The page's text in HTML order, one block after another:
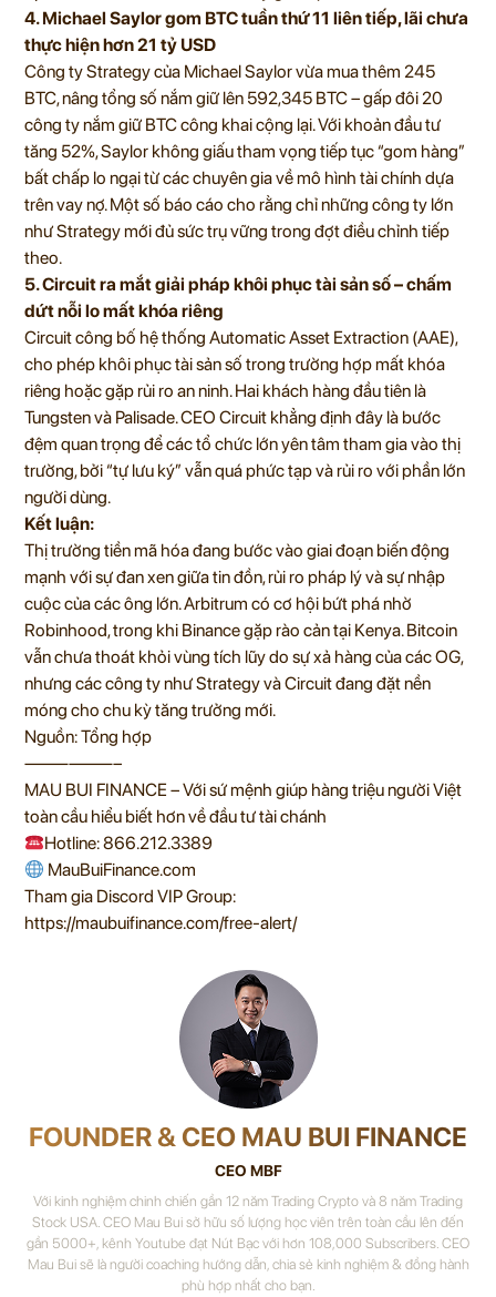
4. Michael Saylor gom BTC tuần thứ 11 liên tiếp, lãi chưa
thực hiện hơn 21 tỷ USD
Công ty Strategy của Michael Saylor vừa mua thêm 245
BTC, nâng tổng số nắm giữ lên 592,345 BTC – gấp đôi 20
công ty nắm giữ BTC công khai cộng lại. Với khoản đầu tư
tăng 52%, Saylor không giấu tham vọng tiếp tục “gom hàng”
bất chấp lo ngại từ các chuyên gia về mô hình tài chính dựa
trên vay nợ. Một số báo cáo cho rằng chỉ những công ty lớn
như Strategy mới đủ sức trụ vững trong đợt điều chỉnh tiếp
theo.
5. Circuit ra mắt giải pháp khôi phục tài sản số – chấm
dứt nỗi lo mất khóa riêng
Circuit công bố hệ thống Automatic Asset Extraction (AAE),
cho phép khôi phục tài sản số trong trường hợp mất khóa
riêng hoặc gặp rủi ro an ninh. Hai khách hàng đầu tiên là
Tungsten và Palisade. CEO Circuit khẳng định đây là bước
đệm quan trọng để các tổ chức lớn yên tâm tham gia vào thị
trường, bởi “tự lưu ký” vẫn quá phức tạp và rủi ro với phần lớn
người dùng.
Kết luận:
Thị trường tiền mã hóa đang bước vào giai đoạn biến động
mạnh với sự đan xen giữa tin đồn, rủi ro pháp lý và sự nhập
cuộc của các ông lớn. Arbitrum có cơ hội bứt phá nhờ
Robinhood, trong khi Binance gặp rào cản tại Kenya. Bitcoin
vẫn chưa thoát khỏi vùng tích lũy do sự xả hàng của các OG,
nhưng các công ty như Strategy và Circuit đang đặt nền
móng cho chu kỳ tăng trưởng mới.
Nguồn: Tổng hợp
——————–
MAU BUI FINANCE – Với sứ mệnh giúp hàng triệu người Việt
toàn cầu hiểu biết hơn về đầu tư tài chánh
Hotline: 866.212.3389
MauBuiFinance.com
Tham gia Discord VIP Group:
https://maubuifinance.com/free-alert/
FOUNDER & CEO MAU BUI FINANCE
CEO MBF
Với kinh nghiệm chinh chiến gần 12 năm Trading Crypto và 8 năm Trading
Stock USA. CEO Mau Bui sở hữu số lượng học viên trên toàn cầu lên đến
gần 5000+, kênh Youtube đạt Nút Bạc với hơn 108,000 Subscribers. CEO
Mau Bui sẽ là người coaching hướng dẫn, chia sẻ kinh nghiệm & đồng hành
phù hợp nhất cho bạn.